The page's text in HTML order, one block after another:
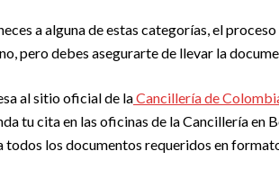
a alguna de estas categorías, el
pero debes asegurarte de llevar la
al sitio oficial de laCancillería de
tu cita en las oficinas de la Cancillería en
todos los documentos requeridos en